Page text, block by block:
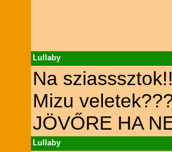
Lullaby
Na
Mizu
JÖVŐRE HA
Lullaby